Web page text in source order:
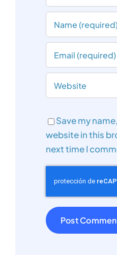
Save my
website in this
next time I